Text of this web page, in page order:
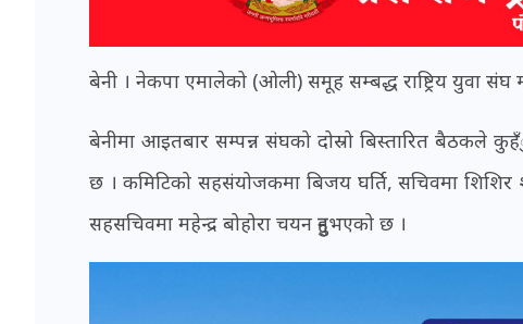
बेनी । नेकपा एमालेको (ओली) समूह सम्बद्ध राष्ट्रिय युवा
बेनीमा आइतबार सम्पन्न संघको दोस्रो बिस्तारित बैठकले
छ । कमिटिको सहसंयोजकमा बिजय घर्ति, सचिवमा शिशिर
सहसचिवमा महेन्द्र बोहोरा चयन हुनुभएको छ ।